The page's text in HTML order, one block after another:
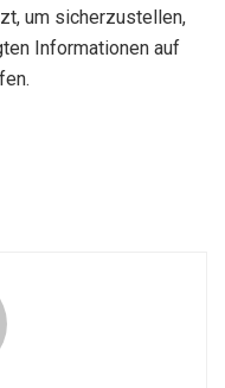
um sicherzustellen,
Informationen auf